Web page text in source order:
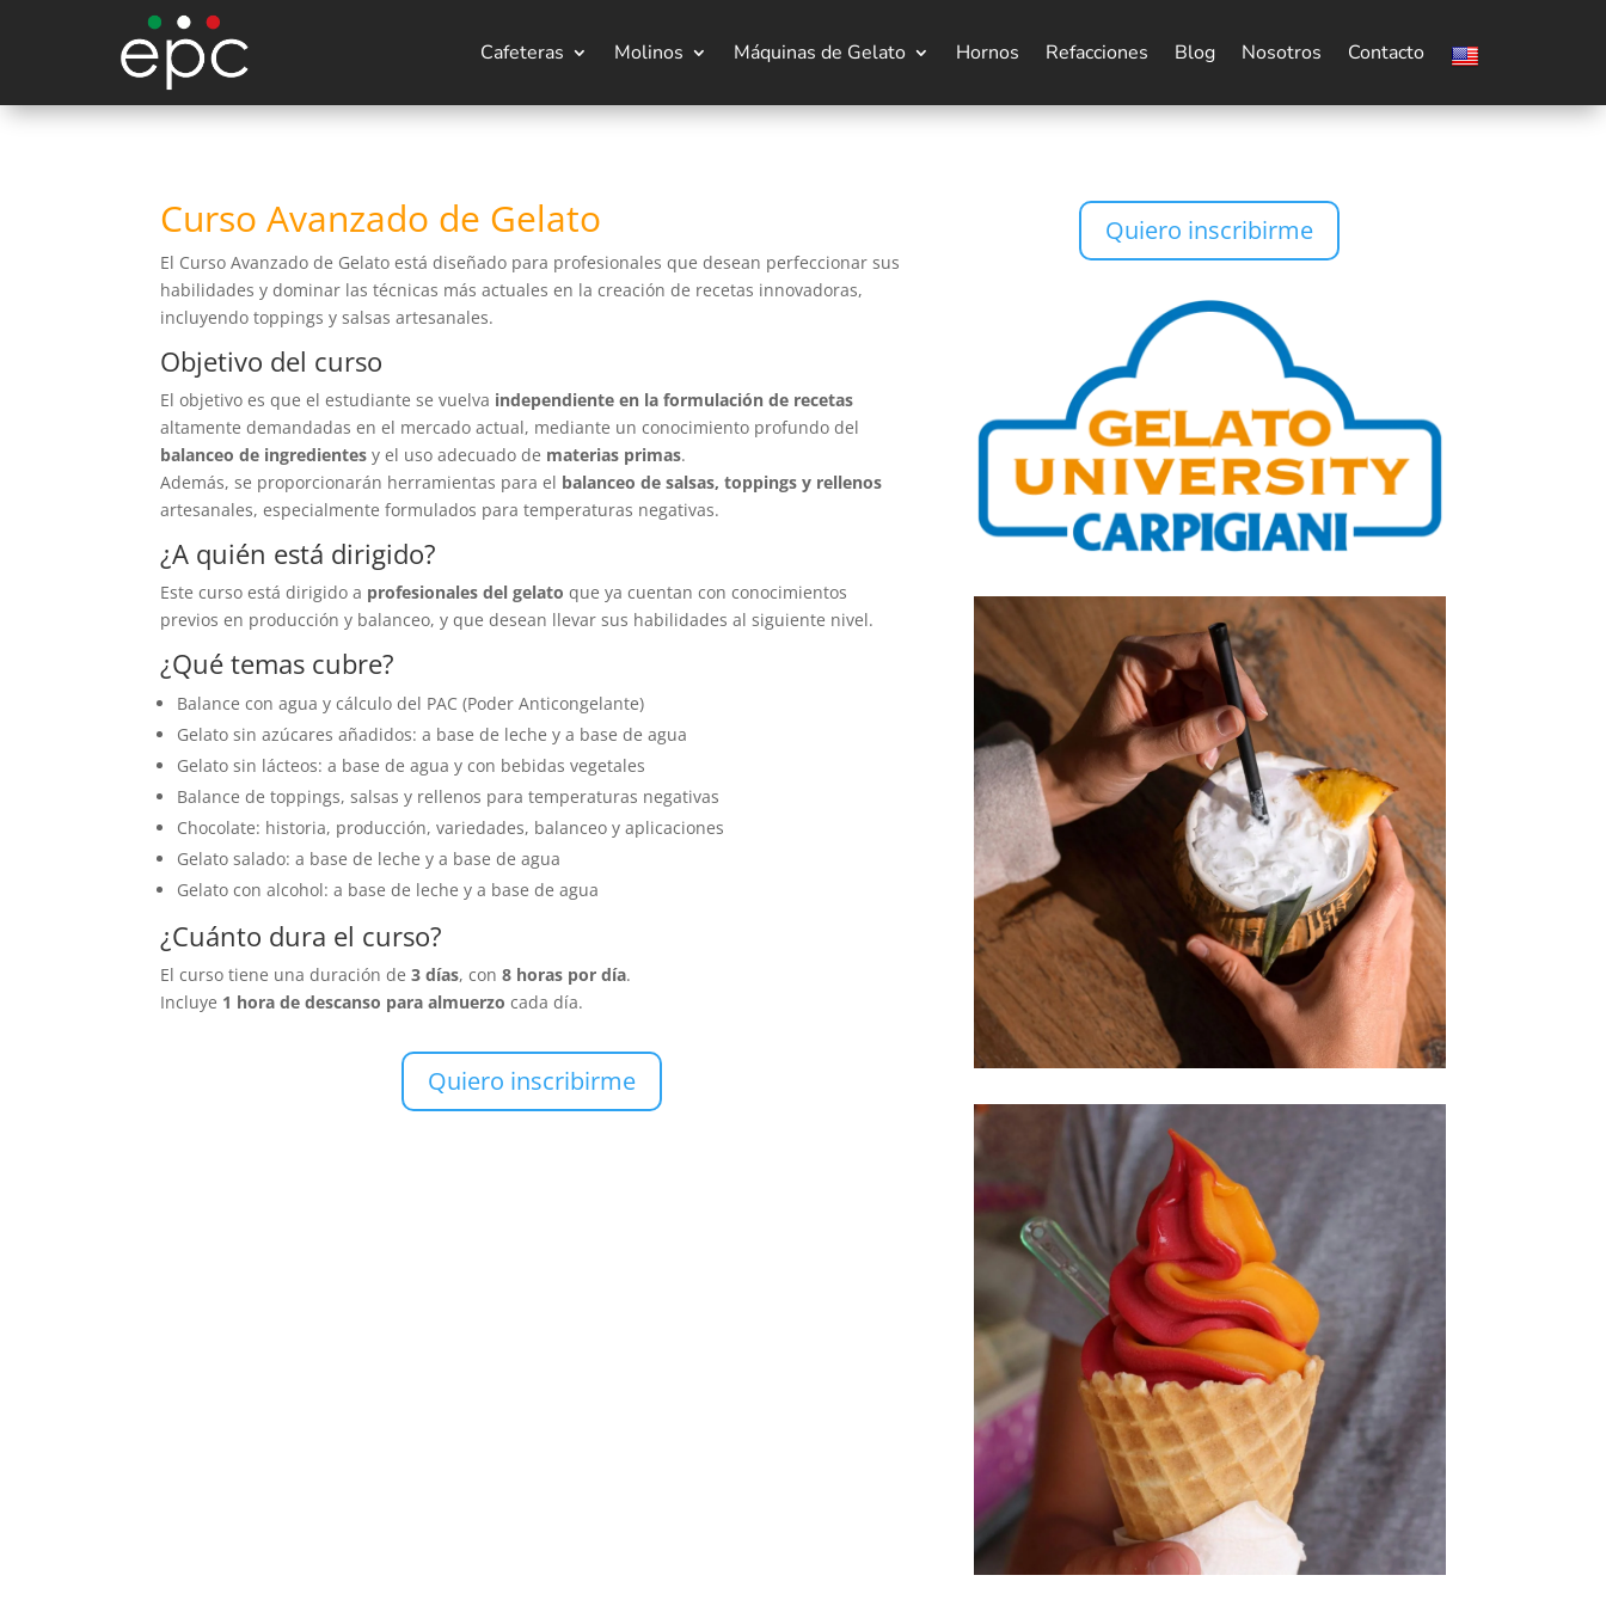
Cafeteras Molinos Máquinas de Gelato Hornos Refacciones Blog Nosotros Contacto
Curso Avanzado de Gelato
El Curso Avanzado de Gelato está diseñado para profesionales que desean perfeccionar sus
habilidades y dominar las técnicas más actuales en la creación de recetas innovadoras,
incluyendo toppings y salsas artesanales.
Objetivo del curso
El objetivo es que el estudiante se vuelva independiente en la formulación de recetas
altamente demandadas en el mercado actual, mediante un conocimiento profundo del
balanceo de ingredientes y el uso adecuado de materias primas.
Además, se proporcionarán herramientas para el balanceo de salsas, toppings y rellenos
artesanales, especialmente formulados para temperaturas negativas.
¿A quién está dirigido?
Este curso está dirigido a profesionales del gelato que ya cuentan con conocimientos
previos en producción y balanceo, y que desean llevar sus habilidades al siguiente nivel.
¿Qué temas cubre?
Balance con agua y cálculo del PAC (Poder Anticongelante)
Gelato sin azúcares añadidos: a base de leche y a base de agua
Gelato sin lácteos: a base de agua y con bebidas vegetales
Balance de toppings, salsas y rellenos para temperaturas negativas
Chocolate: historia, producción, variedades, balanceo y aplicaciones
Gelato salado: a base de leche y a base de agua
Gelato con alcohol: a base de leche y a base de agua
¿Cuánto dura el curso?
El curso tiene una duración de3 días, con8 horas por día.
Incluye 1 hora de descanso para almuerzo cada día.
Quiero inscribirme
Quiero inscribirme